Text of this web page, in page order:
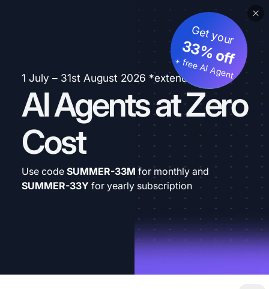
1 July – 31st August 2026 *extended
AI Agents at Zero
Cost
Get your
33% off
+ free AI Agent
Use code SUMMER-33M for monthly and
SUMMER-33Y for yearly subscription